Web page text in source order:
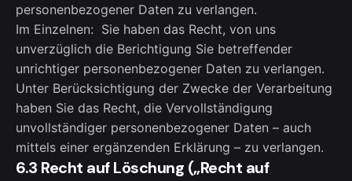
personenbezogener Daten zu verlangen.
Im Einzelnen: Sie haben das Recht, von uns
unverzüglich die Berichtigung Sie betreffender
unrichtiger personenbezogener Daten zu verlangen.
Unter Berücksichtigung der Zwecke der Verarbeitung
haben Sie das Recht, die Vervollständigung
unvollständiger personenbezogener Daten – auch
mittels einer ergänzenden Erklärung – zu verlangen.
6.3 Recht auf Löschung („Recht auf